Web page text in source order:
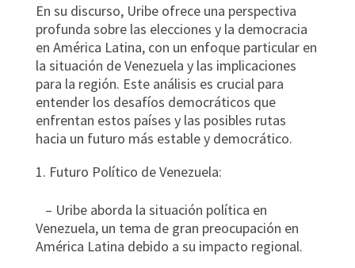
En su discurso, Uribe ofrece una perspectiva
profunda sobre las elecciones y la democracia
en América Latina, con un enfoque particular en
la situación de Venezuela y las implicaciones
para la región. Este análisis es crucial para
entender los desafíos democráticos que
enfrentan estos países y las posibles rutas
hacia un futuro más estable y democrático.
Futuro Político de Venezuela:
– Uribe aborda la situación política en
Venezuela, un tema de gran preocupación en
América Latina debido a su impacto regional.